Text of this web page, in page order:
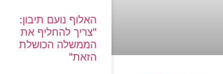
האלוף נועם תיבון:
"צריך להחליף את
הממשלה הכושלת
הזאת"